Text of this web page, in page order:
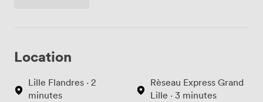
Location
Lille Flandres · 2
minutes
Rèseau Express Grand
Lille · 3 minutes